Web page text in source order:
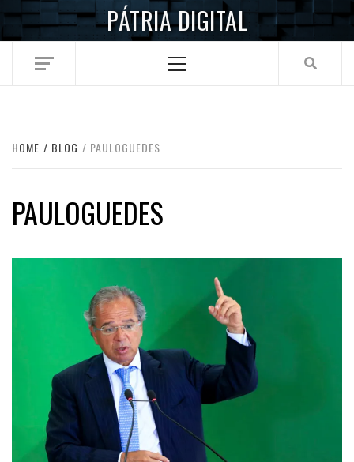
Skip
PÁTRIA DIGITAL
Menu
HOME BLOG PAULOGUEDES
PAULOGUEDES